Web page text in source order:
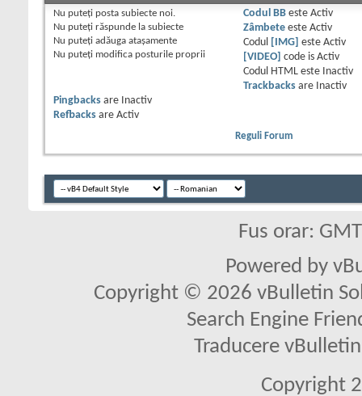
Nu puteţi posta subiecte noi.
Nu puteţi răspunde la subiecte
Nu puteţi adăuga ataşamente
Nu puteţi modifica posturile proprii
Codul BBeste Activ
Zâmbeteeste Activ
Codul
[IMG] este Activ
[VIDEO]
code is Activ
Codul HTML este
Inactiv
Trackbacksare
Inactiv
Pingbacks are
Inactiv
Refbacks are Activ
Reguli Forum
Fus orar:
Powered by
Copyright © 2026 vBulletin
Search Engine
Traducere
Copyright